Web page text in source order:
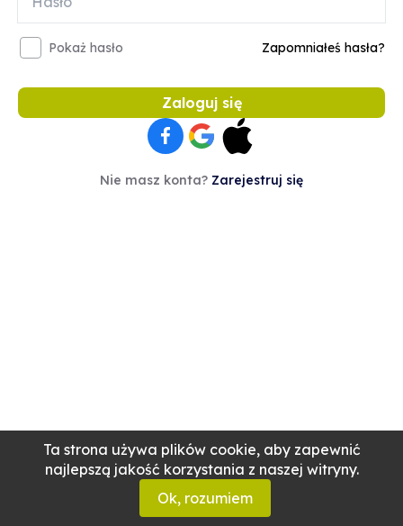
Ta strona używa plików cookie, aby zapewnić
najlepszą jakość korzystania z naszej witryny.
Ok, rozumiem
Pokaż hasło Zapomniałeś hasła?
Zaloguj się
Nie masz konta? Zarejestruj się